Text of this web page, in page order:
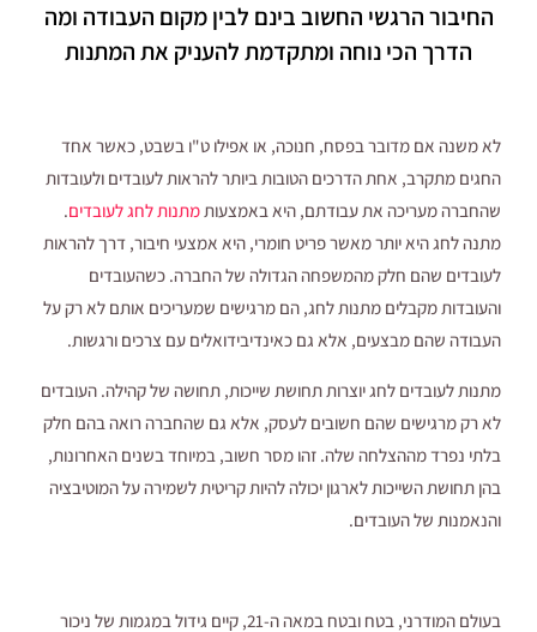
החיבור הרגשי החשוב בינם לבין מקום העבודה ומה
הדרך הכי נוחה ומתקדמת להעניק את המתנות
לא משנה אם מדובר בפסח, חנוכה, או אפילו ט"ו בשבט, כאשר אחד
החגים מתקרב, אחת הדרכים הטובות ביותר להראות לעובדים ולעובדות
שהחברה מעריכה את עבודתם, היא באמצעותמתנות לחג לעובדים.
מתנה לחג היא יותר מאשר פריט חומרי, היא אמצעי חיבור, דרך להראות
לעובדים שהם חלק מהמשפחה הגדולה של החברה. כשהעובדים
והעובדות מקבלים מתנות לחג, הם מרגישים שמעריכים אותם לא רק על
העבודה שהם מבצעים, אלא גם כאינדיבידואלים עם צרכים ורגשות.
מתנות לעובדים לחג יוצרות תחושת שייכות, תחושה של קהילה. העובדים
לא רק מרגישים שהם חשובים לעסק, אלא גם שהחברה רואה בהם חלק
בלתי נפרד מההצלחה שלה. זהו מסר חשוב, במיוחד בשנים האחרונות,
בהן תחושת השייכות לארגון יכולה להיות קריטית לשמירה על המוטיבציה
והנאמנות של העובדים.
בעולם המודרני, בטח ובטח במאה ה-21, קיים גידול במגמות של ניכור